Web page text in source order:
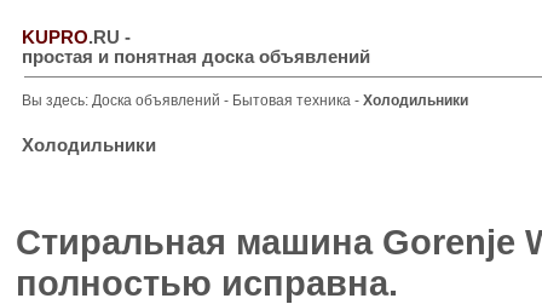
KUPRO.RU -
простая и понятная доска объявлений
Вы здесь: Доска объявлений - Бытовая техника - Холодильники
Холодильники
Стиральная машина Gorenje
полностью исправна.